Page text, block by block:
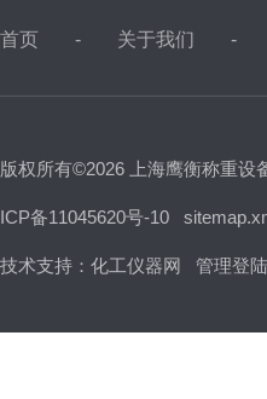
首页 关于我们
版权所有©2026 上海鹰衡称重设
ICP备11045620号-10
技术支持： 化工仪器网 管理登陆